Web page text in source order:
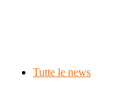
Tutte le news